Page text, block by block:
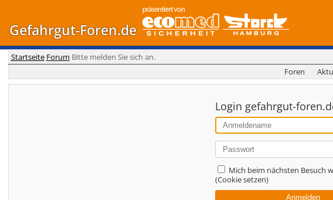
Gefahrgut-Foren.de
Startseite Forum Bitte melden Sie sich an.
Foren
Login gefahrgut-
Mich beim nächsten Besuch
(Cookie setzen)